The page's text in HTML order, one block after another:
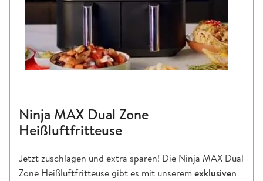
Ninja MAX Dual Zone
Heißluftfritteuse
Jetzt zuschlagen und extra sparen! Die Ninja MAX Dual
Zone Heißluftfritteuse gibt es mit unserem exklusiven